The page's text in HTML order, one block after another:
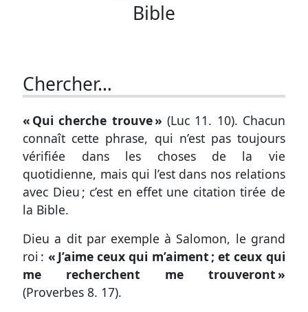
Bible
Chercher…
« Qui cherche trouve » (Luc 11. 10). Chacun
connaît cette phrase, qui n’est pas toujours
vérifiée dans les choses de la vie
quotidienne, mais qui l’est dans nos relations
avec Dieu ; c’est en effet une citation tirée de
la Bible.
Dieu a dit par exemple à Salomon, le grand
roi : « J’aime ceux qui m’aiment ; et ceux qui
me recherchent me trouveront »
(Proverbes 8. 17).